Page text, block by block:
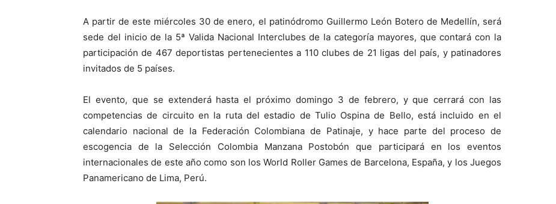
A partir de este miércoles 30 de enero, el patinódromo Guillermo León Botero de Medellín, será
sede del inicio de la 5ª Valida Nacional Interclubes de la categoría mayores, que contará con la
participación de 467 deportistas pertenecientes a 110 clubes de 21 ligas del país, y patinadores
invitados de 5 países.
El evento, que se extenderá hasta el próximo domingo 3 de febrero, y que cerrará con las
competencias de circuito en la ruta del estadio de Tulio Ospina de Bello, está incluido en el
calendario nacional de la Federación Colombiana de Patinaje, y hace parte del proceso de
escogencia de la Selección Colombia Manzana Postobón que participará en los eventos
internacionales de este año como son los World Roller Games de Barcelona, España, y los Juegos
Panamericano de Lima, Perú.